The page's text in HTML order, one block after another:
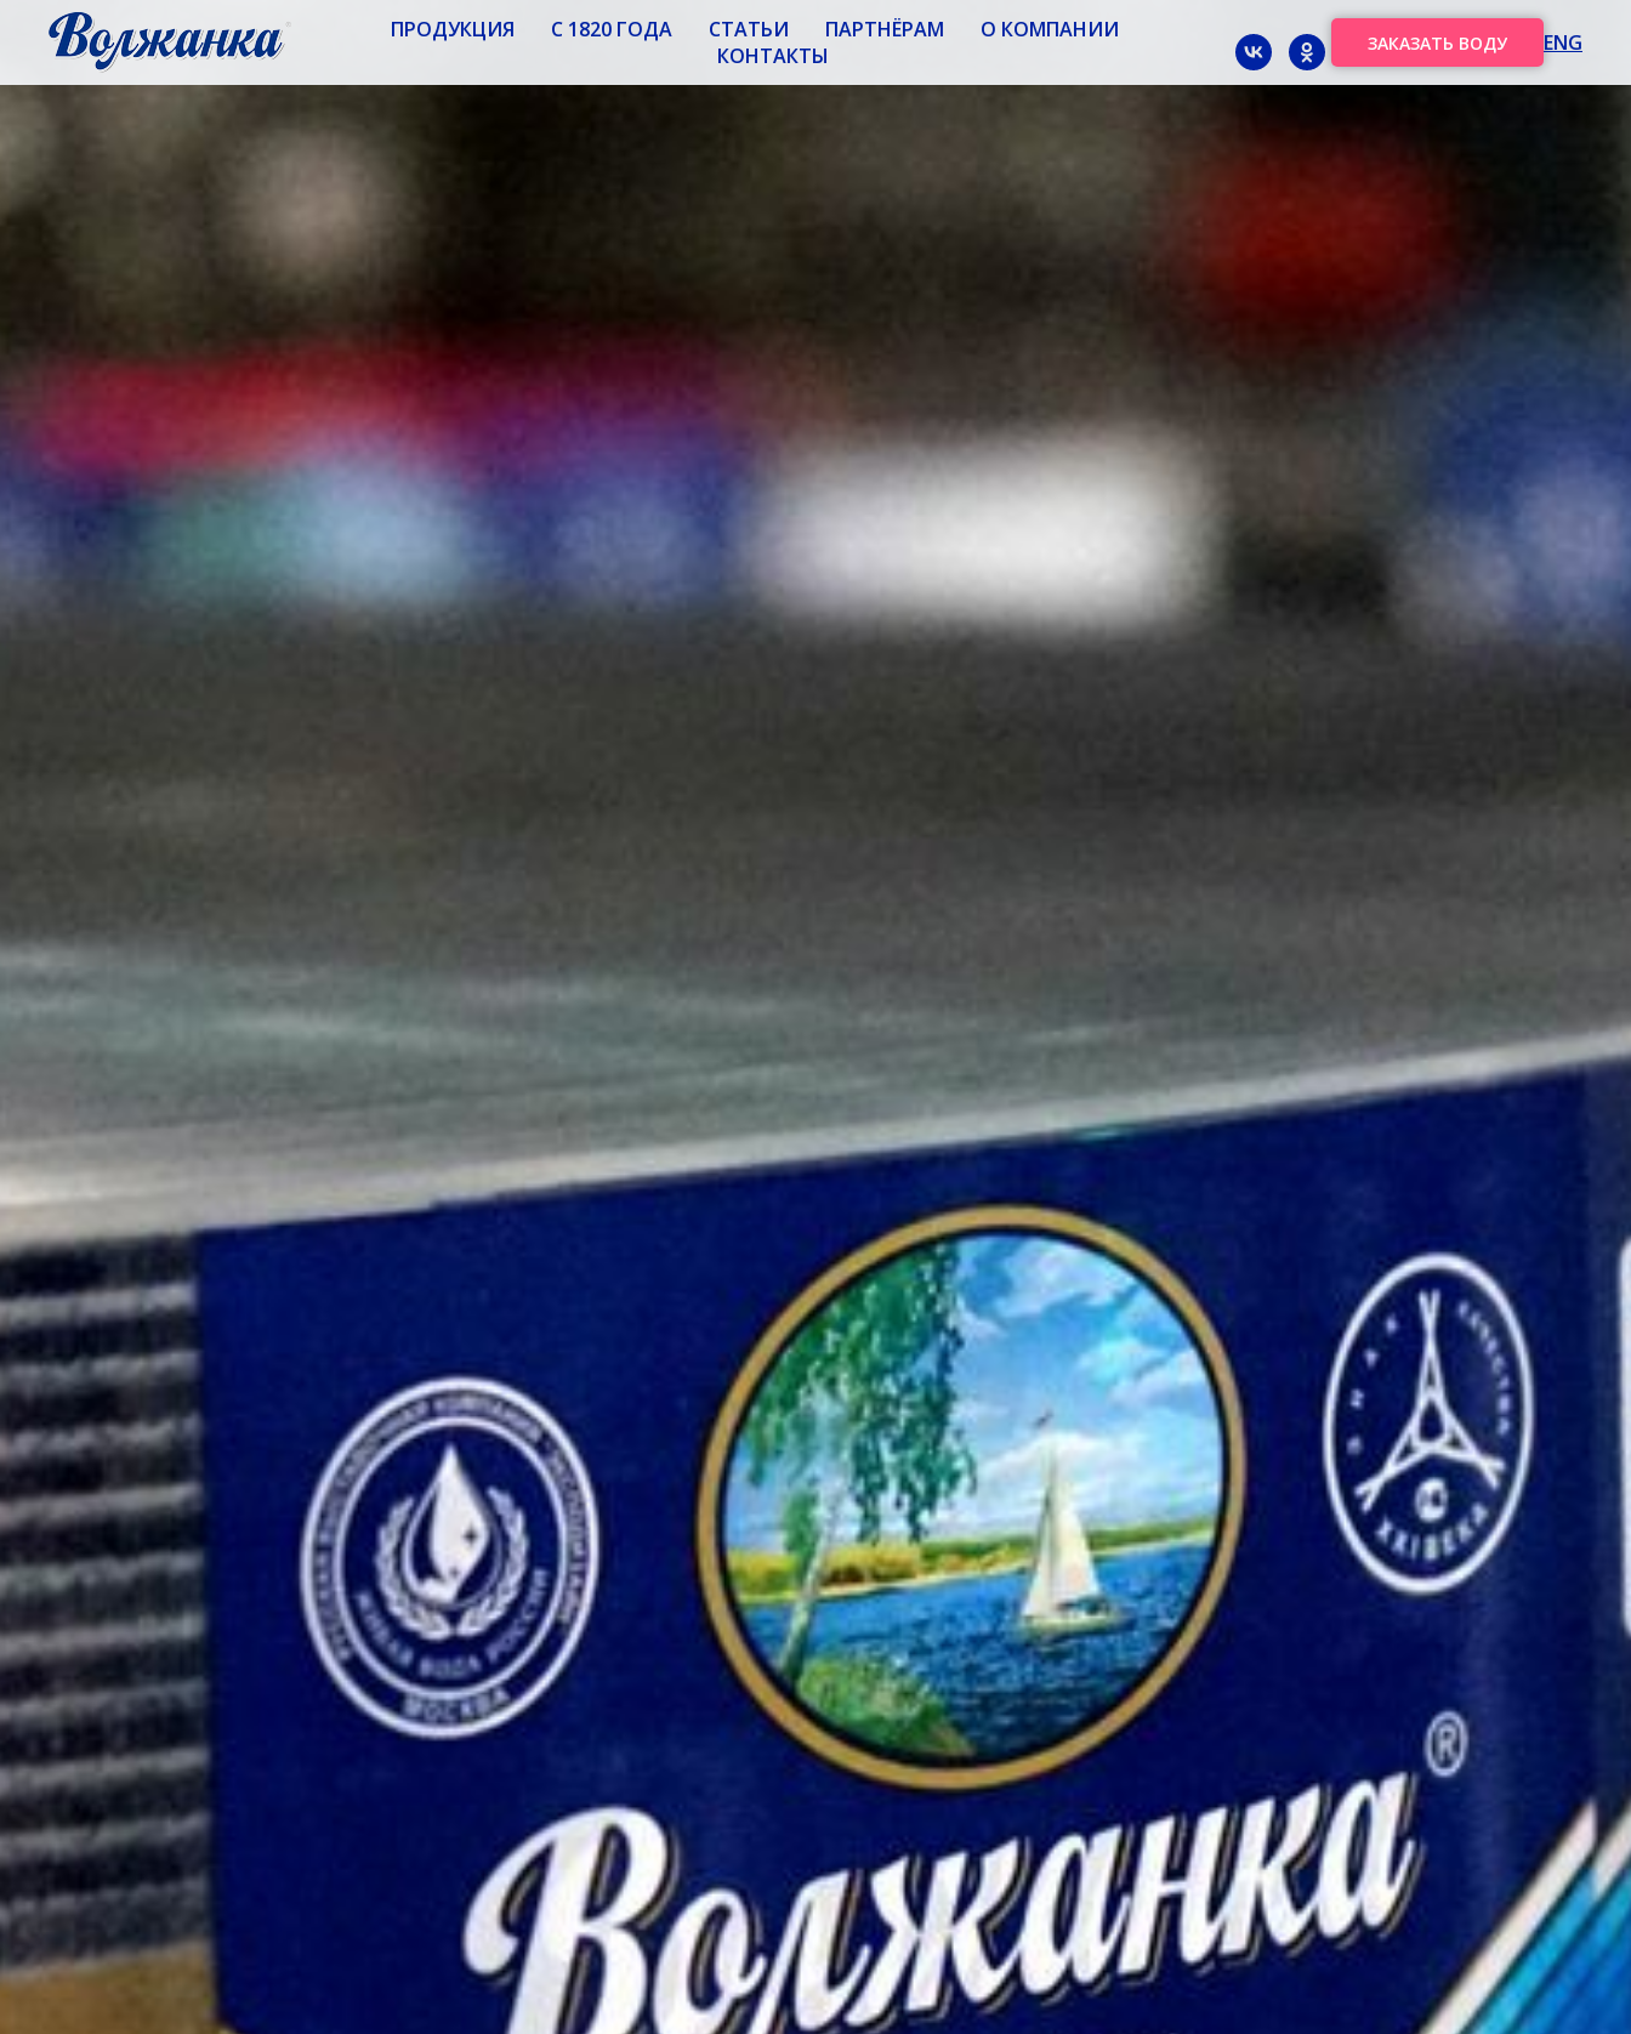
ПРОДУКЦИЯ С 1820 ГОДА СТАТЬИ ПАРТНЁРАМ
О КОМПАНИИ
КОНТАКТЫ
ЗАКАЗАТЬ ВОДУ ENG